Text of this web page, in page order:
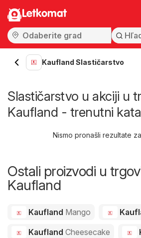
Letkomat
Kaufland Slastičarstvo
Slastičarstvo u akciji u
Kaufland - trenutni
Nismo pronašli rezultate
Ostali proizvodi u
Kaufland
Kaufland Mango
Kaufland Cheesecake